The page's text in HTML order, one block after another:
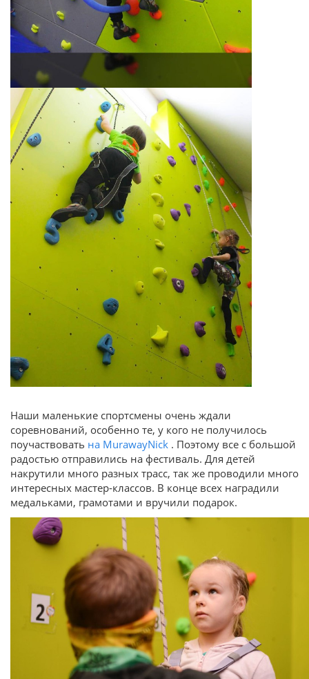
Наши маленькие спортсмены очень ждали
соревнований, особенно те, у кого не получилось
поучаствовать на MurawayNick . Поэтому все с большой
радостью отправились на фестиваль. Для детей
накрутили много разных трасс, так же проводили много
интересных мастер-классов. В конце всех наградили
медальками, грамотами и вручили подарок.